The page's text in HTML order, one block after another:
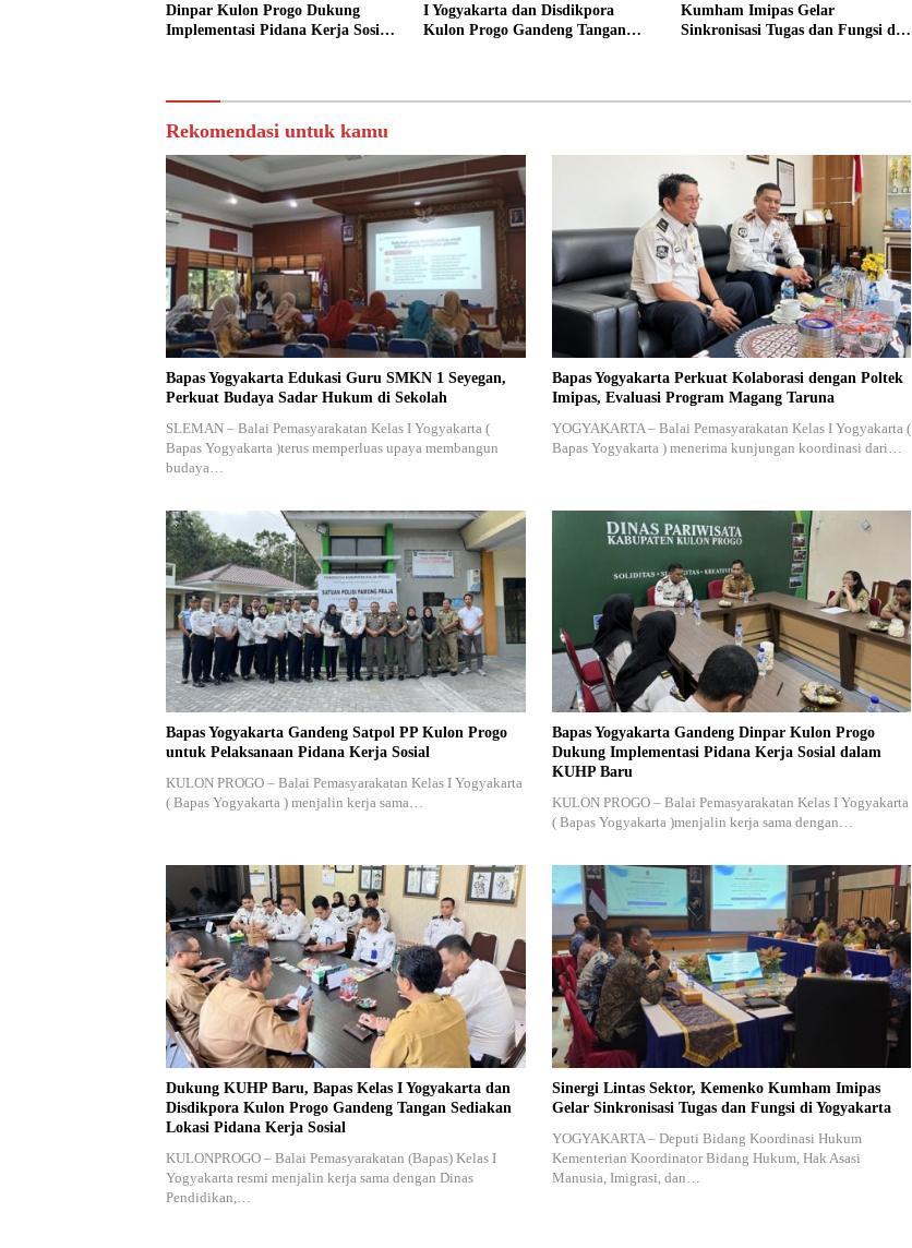
Dinpar Kulon Progo Dukung
Implementasi Pidana Kerja Sosial
I Yogyakarta dan Disdikpora
Kulon Progo Gandeng Tangan
Kumham Imipas Gelar
Sinkronisasi Tugas dan Fungsi di
Rekomendasi untuk kamu
Bapas Yogyakarta Edukasi Guru SMKN 1 Seyegan,
Perkuat Budaya Sadar Hukum di Sekolah
SLEMAN – Balai Pemasyarakatan Kelas I Yogyakarta (
Bapas Yogyakarta )terus memperluas upaya membangun
budaya…
Bapas Yogyakarta Perkuat Kolaborasi dengan Poltek
Imipas, Evaluasi Program Magang Taruna
YOGYAKARTA – Balai Pemasyarakatan Kelas I Yogyakarta (
Bapas Yogyakarta ) menerima kunjungan koordinasi dari…
Bapas Yogyakarta Gandeng Satpol PP Kulon Progo
untuk Pelaksanaan Pidana Kerja Sosial
KULON PROGO – Balai Pemasyarakatan Kelas I Yogyakarta
( Bapas Yogyakarta ) menjalin kerja sama…
Bapas Yogyakarta Gandeng Dinpar Kulon Progo
Dukung Implementasi Pidana Kerja Sosial dalam
KUHP Baru
KULON PROGO – Balai Pemasyarakatan Kelas I Yogyakarta
( Bapas Yogyakarta )menjalin kerja sama dengan…
Dukung KUHP Baru, Bapas Kelas I Yogyakarta dan
Disdikpora Kulon Progo Gandeng Tangan Sediakan
Lokasi Pidana Kerja Sosial
KULONPROGO – Balai Pemasyarakatan (Bapas) Kelas I
Yogyakarta resmi menjalin kerja sama dengan Dinas
Pendidikan,…
Sinergi Lintas Sektor, Kemenko Kumham Imipas
Gelar Sinkronisasi Tugas dan Fungsi di Yogyakarta
YOGYAKARTA – Deputi Bidang Koordinasi Hukum
Kementerian Koordinator Bidang Hukum, Hak Asasi
Manusia, Imigrasi, dan…